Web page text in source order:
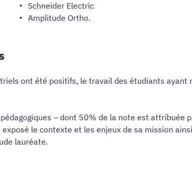
Schneider Electric
Amplitude Ortho.
ont été positifs, le travail des étudiants ayant
– dont 50% de la note est attribuée
le contexte et les enjeux de sa mission
lauréate.